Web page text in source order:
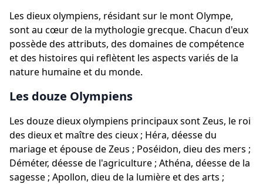
Les dieux olympiens, résidant sur le mont Olympe,
sont au cœur de la mythologie grecque. Chacun d'eux
possède des attributs, des domaines de compétence
et des histoires qui reflètent les aspects variés de la
nature humaine et du monde.
Les douze Olympiens
Les douze dieux olympiens principaux sont Zeus, le roi
des dieux et maître des cieux ; Héra, déesse du
mariage et épouse de Zeus ; Poséidon, dieu des mers ;
Déméter, déesse de l'agriculture ; Athéna, déesse de la
sagesse ; Apollon, dieu de la lumière et des arts ;